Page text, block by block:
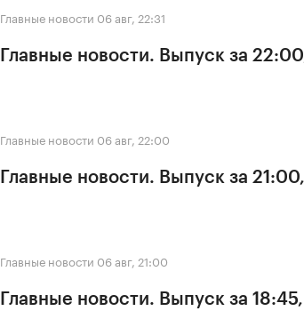
Главные новости 06 авг, 22:31
Главные новости. Выпуск за
Главные новости 06 авг, 22:00
Главные новости. Выпуск за
Главные новости 06 авг, 21:00
Главные новости. Выпуск за